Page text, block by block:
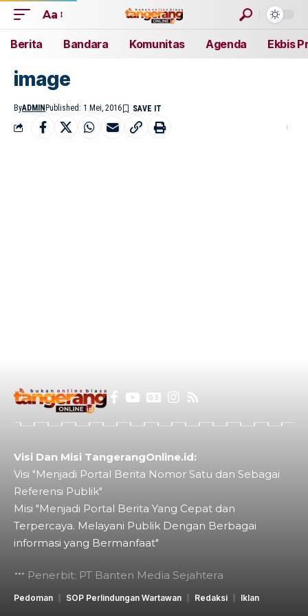
Aa
Berita Bandara Komunitas Agenda Ekbis
image
ByADMIN Published: 1 Mei, 2016
Visi Dan Misi TangerangOnline.id:
Visi "Menjadi Portal Berita Nomor Satu dan Sebagai
Referensi Publik"
Misi "Menjadi Portal Berita Yang Cepat dan
Terpercaya. Melayani Publik Dengan Berbagai
informasi yang Bermanfaat"
Penerbit: PT Banten Media Sejahtera
Pedoman SOP Perlindungan Wartawan Redaksi Iklan